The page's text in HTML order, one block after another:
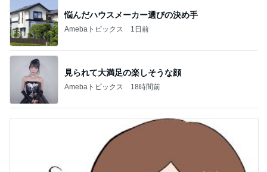
悩んだハウスメーカー選びの決め手
Amebaトピックス 1日前
見られて大満足の楽しそうな顔
Amebaトピックス 18時間前